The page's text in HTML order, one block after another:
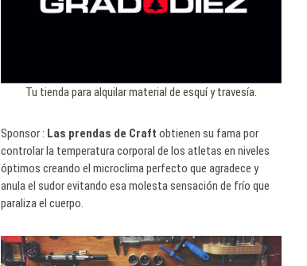
Tu tienda para alquilar material de esquí y travesía.
Sponsor : Las prendas de Craft obtienen su fama por
controlar la temperatura corporal de los atletas en niveles
óptimos creando el microclima perfecto que agradece y
anula el sudor evitando esa molesta sensación de frío que
paraliza el cuerpo.